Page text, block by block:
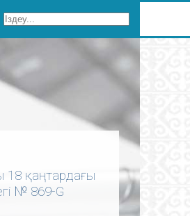
18 қаңтардағы
№ 869-G